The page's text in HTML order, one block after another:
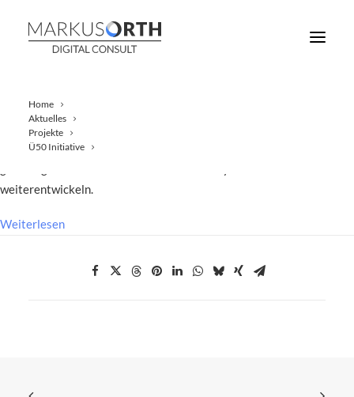
Home
Aktuelles
Projekte
Ü50 Initiative
Die Lufthansa City Center (LCC) werden seit März von Markus Orth
weiterentwickeln.
Weiterlesen